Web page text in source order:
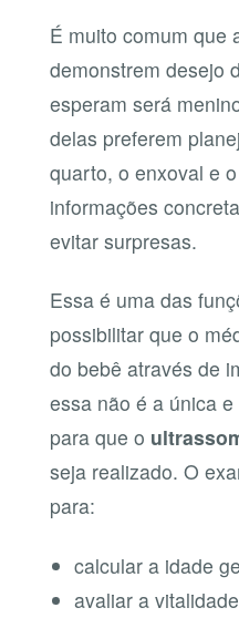
É muito comum que
demonstrem desejo
esperam será
delas preferem
quarto, o enxoval e
informações
evitar surpresas.
Essa é uma das
possibilitar que o
do bebê através de
essa não é a única
para que o
seja realizado. O
para:
calcular a idade
avaliar a